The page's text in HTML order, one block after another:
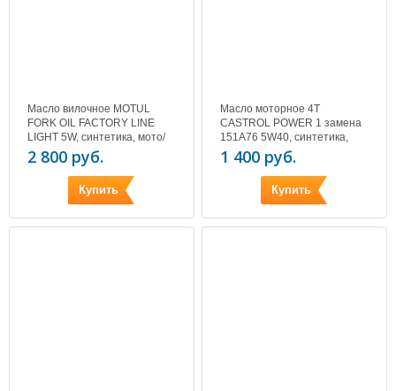
Масло вилочное MOTUL
FORK OIL FACTORY LINE
LIGHT 5W, синтетика, мото/
скутер/atv, 1 литр
2 800 руб.
Купить
Масло моторное 4T
CASTROL POWER 1 замена
151А76 5W40, синтетика,
скутер, SJ, JASO MB, 1 литр
1 400 руб.
Купить